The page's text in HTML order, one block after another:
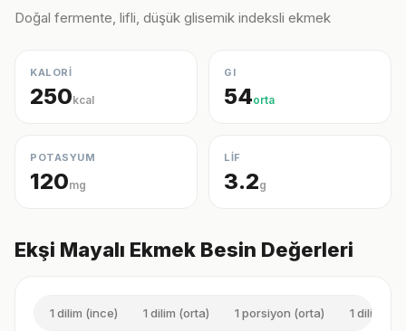
Doğal fermente, lifli, düşük glisemik indeksli ekmek
KALORİ
250kcal
GI
54orta
POTASYUM
120mg
LİF
3.2g
Ekşi Mayalı Ekmek Besin Değerleri
1 dilim (ince) 1 dilim (orta) 1 porsiyon (orta) 1 dilim